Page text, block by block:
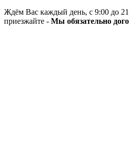
Ждём Вас каждый день, с 9:00 до
приезжайте - Мы обязательно